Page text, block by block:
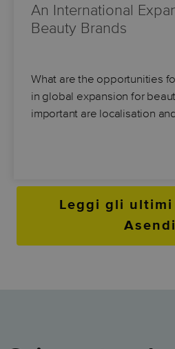
An International
Beauty Brands
What are the opportunities
in global expansion for
important are localisation
Leggi gli